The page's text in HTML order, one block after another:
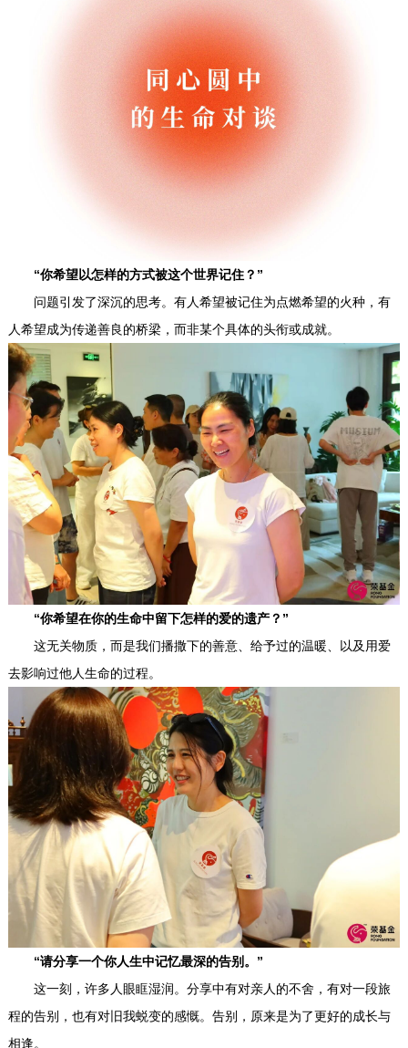
“你希望以怎样的方式被这个世界记住？”
问题引发了深沉的思考。有人希望被记住为点燃希望的火种，有
人希望成为传递善良的桥梁，而非某个具体的头衔或成就。
“你希望在你的生命中留下怎样的爱的遗产？”
这无关物质，而是我们播撒下的善意、给予过的温暖、以及用爱
去影响过他人生命的过程。
“请分享一个你人生中记忆最深的告别。”
这一刻，许多人眼眶湿润。分享中有对亲人的不舍，有对一段旅
程的告别，也有对旧我蜕变的感慨。告别，原来是为了更好的成长与
相逢。